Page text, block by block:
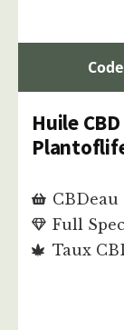
Huile
CBDeau
Full
Taux